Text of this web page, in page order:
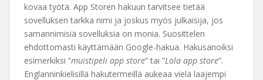
kovaa työtä. App Storen hakuun tarvitsee tietää
sovelluksen tarkka nimi ja joskus myös julkaisija, jos
samannimisiä sovelluksia on monia. Suosittelen
ehdottomasti käyttämään Google-hakua. Hakusanoiksi
esimerkiksi ”muistipeli app store” tai ”Lola app store”.
Englanninkielisillä hakutermeillä aukeaa vielä laajempi